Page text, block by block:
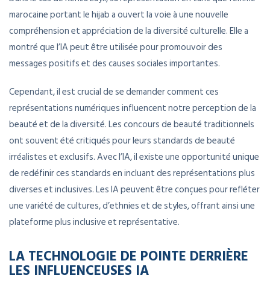
marocaine portant le hijab a ouvert la voie à une nouvelle
compréhension et appréciation de la diversité culturelle. Elle a
montré que l’IA peut être utilisée pour promouvoir des
messages positifs et des causes sociales importantes.
Cependant, il est crucial de se demander comment ces
représentations numériques influencent notre perception de la
beauté et de la diversité. Les concours de beauté traditionnels
ont souvent été critiqués pour leurs standards de beauté
irréalistes et exclusifs. Avec l’IA, il existe une opportunité unique
de redéfinir ces standards en incluant des représentations plus
diverses et inclusives. Les IA peuvent être conçues pour refléter
une variété de cultures, d’ethnies et de styles, offrant ainsi une
plateforme plus inclusive et représentative.
LA TECHNOLOGIE DE POINTE DERRIÈRE
LES INFLUENCEUSES IA